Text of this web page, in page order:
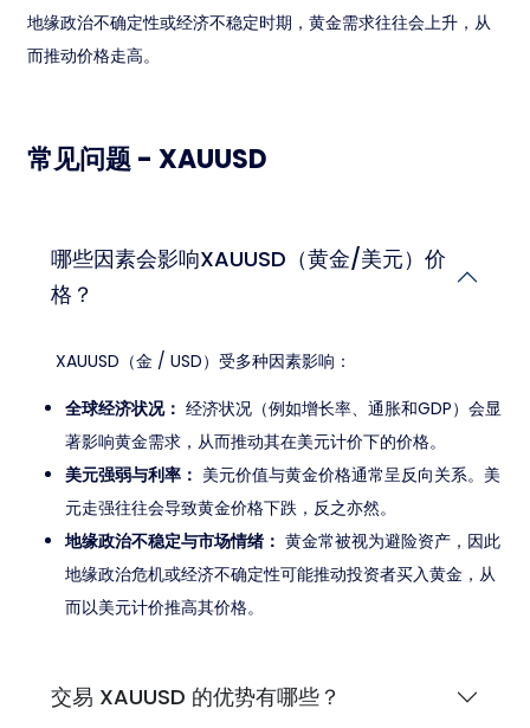
地缘政治不确定性或经济不稳定时期，黄金需求往往会上升，从
而推动价格走高。
常见问题 - XAUUSD
哪些因素会影响XAUUSD（黄金/美元）价
格？
XAUUSD（金 / USD）受多种因素影响：
全球经济状况： 经济状况（例如增长率、通胀和GDP）会显
著影响黄金需求，从而推动其在美元计价下的价格。
美元强弱与利率： 美元价值与黄金价格通常呈反向关系。美
元走强往往会导致黄金价格下跌，反之亦然。
地缘政治不稳定与市场情绪： 黄金常被视为避险资产，因此
地缘政治危机或经济不确定性可能推动投资者买入黄金，从
而以美元计价推高其价格。
交易 XAUUSD 的优势有哪些？